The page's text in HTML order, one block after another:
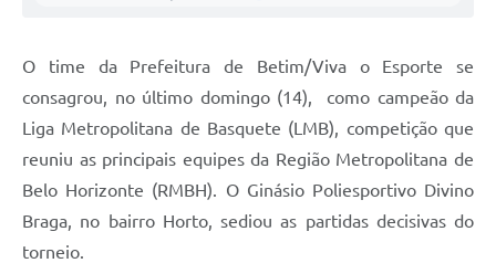
O time da Prefeitura de Betim/Viva o Esporte se
consagrou, no último domingo (14), como campeão da
Liga Metropolitana de Basquete (LMB), competição que
reuniu as principais equipes da Região Metropolitana de
Belo Horizonte (RMBH). O Ginásio Poliesportivo Divino
Braga, no bairro Horto, sediou as partidas decisivas do
torneio.